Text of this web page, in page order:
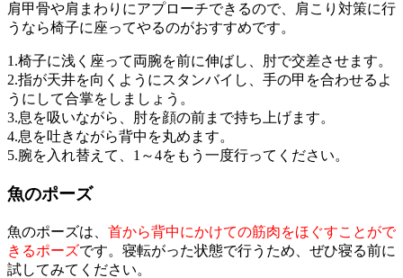
肩甲骨や肩まわりにアプローチできるので、肩こり対策に行
うなら椅子に座ってやるのがおすすめです。
1.椅子に浅く座って両腕を前に伸ばし、肘で交差させます。
2.指が天井を向くようにスタンバイし、手の甲を合わせるよ
うにして合掌をしましょう。
3.息を吸いながら、肘を顔の前まで持ち上げます。
4.息を吐きながら背中を丸めます。
5.腕を入れ替えて、1～4をもう一度行ってください。
魚のポーズ
魚のポーズは、 首から背中にかけての筋肉をほぐすことがで
きるポーズです。寝転がった状態で行うため、ぜひ寝る前に
試してみてください。